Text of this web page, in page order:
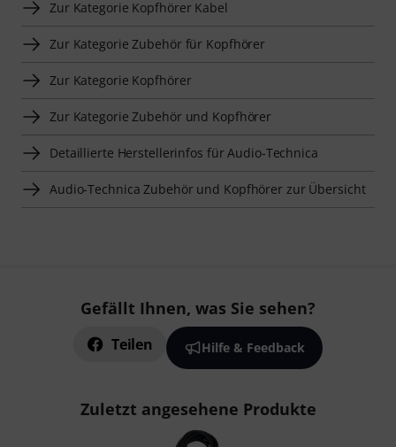
Zur Kategorie Kopfhörer Kabel
Zur Kategorie Zubehör für Kopfhörer
Zur Kategorie Kopfhörer
Zur Kategorie Zubehör und Kopfhörer
Detaillierte Herstellerinfos für Audio-Technica
Audio-Technica Zubehör und Kopfhörer zur Übersicht
Gefällt Ihnen, was Sie sehen?
Teilen Hilfe & Feedback
Zuletzt angesehene Produkte